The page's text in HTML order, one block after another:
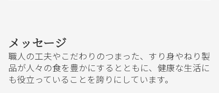
メッセージ
職人の工夫やこだわりのつまった、すり身やねり製
品が人々の食を豊かにするとともに、健康な生活に
も役立っていることを誇りにしています。